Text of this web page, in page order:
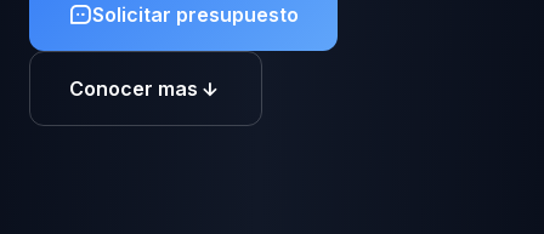
Solicitar presupuesto
Conocer mas